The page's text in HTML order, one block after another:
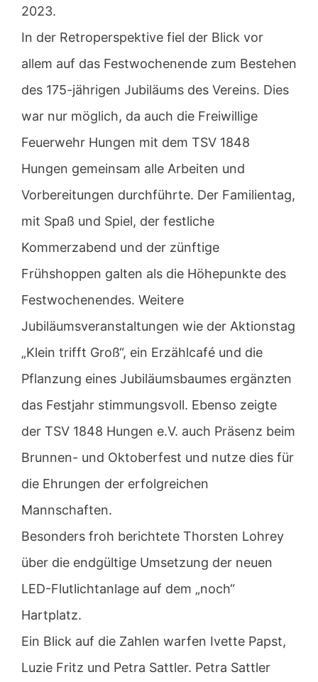
2023.
In der Retroperspektive fiel der Blick vor
allem auf das Festwochenende zum Bestehen
des 175-jährigen Jubiläums des Vereins. Dies
war nur möglich, da auch die Freiwillige
Feuerwehr Hungen mit dem TSV 1848
Hungen gemeinsam alle Arbeiten und
Vorbereitungen durchführte. Der Familientag,
mit Spaß und Spiel, der festliche
Kommerzabend und der zünftige
Frühshoppen galten als die Höhepunkte des
Festwochenendes. Weitere
Jubiläumsveranstaltungen wie der Aktionstag
„Klein trifft Groß“, ein Erzählcafé und die
Pflanzung eines Jubiläumsbaumes ergänzten
das Festjahr stimmungsvoll. Ebenso zeigte
der TSV 1848 Hungen e.V. auch Präsenz beim
Brunnen- und Oktoberfest und nutze dies für
die Ehrungen der erfolgreichen
Mannschaften.
Besonders froh berichtete Thorsten Lohrey
über die endgültige Umsetzung der neuen
LED-Flutlichtanlage auf dem „noch“
Hartplatz.
Ein Blick auf die Zahlen warfen Ivette Papst,
Luzie Fritz und Petra Sattler. Petra Sattler